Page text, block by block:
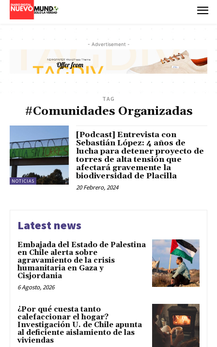
- Advertisement -
TAG
#Comunidades Organizadas
NOTICIAS
[Podcast] Entrevista con
Sebastián López: 4 años de
lucha para detener proyecto de
torres de alta tensión que
afectará gravemente la
biodiversidad de Placilla
20 Febrero, 2024
Latest news
Embajada del Estado de Palestina
en Chile alerta sobre
agravamiento de la crisis
humanitaria en Gaza y
Cisjordania
6 Agosto, 2026
¿Por qué cuesta tanto
calefaccionar el hogar?
Investigación U. de Chile apunta
al deficiente aislamiento de las
viviendas